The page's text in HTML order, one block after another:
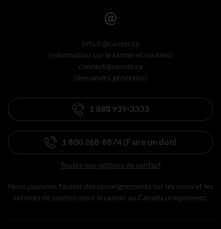
info.fr@cancer.ca
(information sur le cancer et soutien)
connect@cancer.ca
(demandes générales)
1 888 939-3333
1 800 268-8874 (Faire un don)
Toutes nos options de contact
Nous pouvons fournir des renseignements sur les soins et les
services de soutien pour le cancer au Canada uniquement.